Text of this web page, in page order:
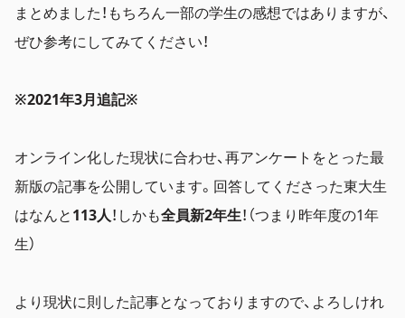
まとめました！もちろん一部の学生の感想ではありますが、
ぜひ参考にしてみてください！
※2021年3月追記※
オンライン化した現状に合わせ、再アンケートをとった最
新版の記事を公開しています。回答してくださった東大生
はなんと113人！しかも全員新2年生！（つまり昨年度の1年
生）
より現状に則した記事となっておりますので、よろしけれ